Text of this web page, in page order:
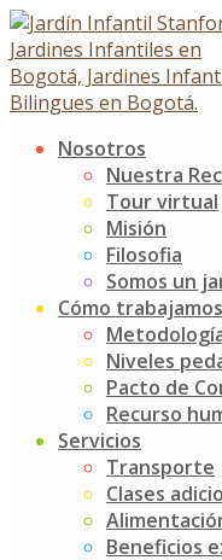
Skip
to
content
Nosotros
Nuestra
Tour virtual
Misión
Filosofia
Somos un
Cómo trabajamos
Niveles
Pacto de
Recurso
Servicios
Transporte
Clases
Beneficios
Plan Lector
Plan Lector K2
5 agosto, 20195
Jardín Infantil
El día jueves 1 de
nuestro plan lector en
Los niños y niñas de
a sus amigos de K4 y
muy creativas
guía fue «Cuentos al